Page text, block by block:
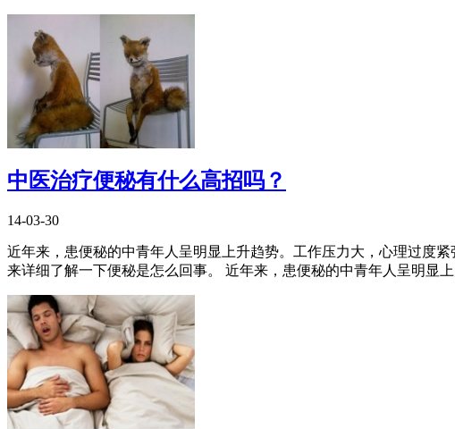
中医治疗便秘有什么高招吗？
14-03-30
近年来，患便秘的中青年人呈明显上升趋势。工作压力大，心理过度
来详细了解一下便秘是怎么回事。 近年来，患便秘的中青年人呈明显